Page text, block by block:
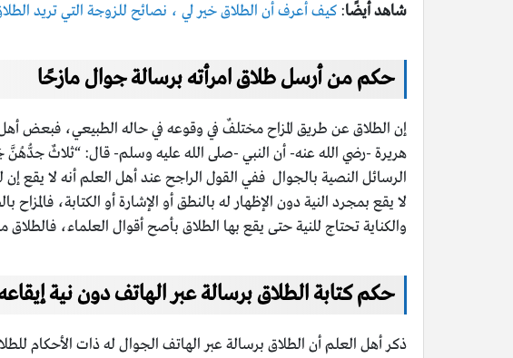
شاهد أيضًا: كيف أعرف أن الطلاق خير لي ، نصائح للزوجة التي تريد
حكم من أرسل طلاق امرأته برسالة جوال مازحًا
إن الطلاق عن طريق المزاح مختلفٌ في وقوعه في حاله الطبيعي، فبعض أهل
هريرة -رضي الله عنه- أن النبي -صلى الله عليه وسلم- قال: “ثلاثٌ
الرسائل النصية بالجوال ففي القول الراجح عند أهل العلم أنه لا يقع
لا يقع بمجرد النية دون الإظهار له بالنطق أو الإشارة أو الكتابة،
والكناية تحتاج للنية حتى يقع بها الطلاق بأصح أقوال العلماء،
حكم كتابة الطلاق برسالة عبر الهاتف دون نية
ذكر أهل العلم أن الطلاق برسالة عبر الهاتف الجوال له ذات الأحكام